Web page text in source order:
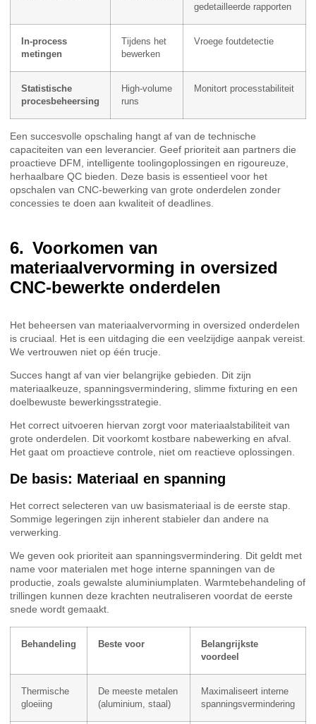
gedetailleerde rapporten
In-process
metingen
Tijdens het
bewerken
Vroege foutdetectie
Statistische
procesbeheersing
High-volume
runs
Monitort processtabiliteit
Een succesvolle opschaling hangt af van de technische
capaciteiten van een leverancier. Geef prioriteit aan partners die
proactieve DFM, intelligente toolingoplossingen en rigoureuze,
herhaalbare QC bieden. Deze basis is essentieel voor het
opschalen van CNC-bewerking van grote onderdelen zonder
concessies te doen aan kwaliteit of deadlines.
Voorkomen van
materiaalvervorming in oversized
CNC-bewerkte onderdelen
Het beheersen van materiaalvervorming in oversized onderdelen
is cruciaal. Het is een uitdaging die een veelzijdige aanpak vereist.
We vertrouwen niet op één trucje.
Succes hangt af van vier belangrijke gebieden. Dit zijn
materiaalkeuze, spanningsvermindering, slimme fixturing en een
doelbewuste bewerkingsstrategie.
Het correct uitvoeren hiervan zorgt voor materiaalstabiliteit van
grote onderdelen. Dit voorkomt kostbare nabewerking en afval.
Het gaat om proactieve controle, niet om reactieve oplossingen.
De basis: Materiaal en spanning
Het correct selecteren van uw basismateriaal is de eerste stap.
Sommige legeringen zijn inherent stabieler dan andere na
verwerking.
We geven ook prioriteit aan spanningsvermindering. Dit geldt met
name voor materialen met hoge interne spanningen van de
productie, zoals gewalste aluminiumplaten. Warmtebehandeling of
trillingen kunnen deze krachten neutraliseren voordat de eerste
snede wordt gemaakt.
Behandeling Beste voor
Belangrijkste
voordeel
Thermische
gloeiing
De meeste metalen
(aluminium, staal)
Maximaliseert interne
spanningsvermindering